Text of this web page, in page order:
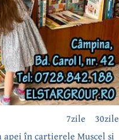
30zile
7zile
apei în cartierele Muscel și